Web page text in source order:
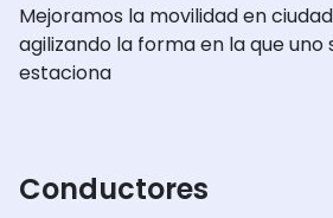
Mejoramos la movilidad en
agilizando la forma en la que uno
estaciona
Conductores